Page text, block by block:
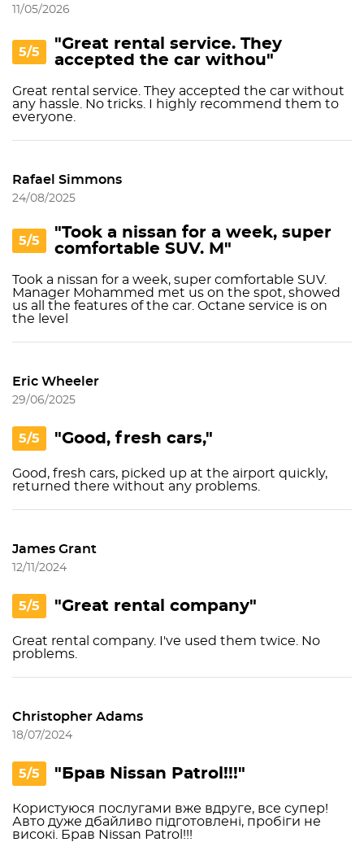
11/05/2026
5/5
"Great rental service. They
accepted the car withou"
Great rental service. They accepted the car without
any hassle. No tricks. I highly recommend them to
everyone.
Rafael Simmons
24/08/2025
5/5
"Took a nissan for a week, super
comfortable SUV. M"
Took a nissan for a week, super comfortable SUV.
Manager Mohammed met us on the spot, showed
us all the features of the car. Octane service is on
the level
Eric Wheeler
29/06/2025
5/5 "Good, fresh cars,"
Good, fresh cars, picked up at the airport quickly,
returned there without any problems.
James Grant
12/11/2024
5/5 "Great rental company"
Great rental company. I've used them twice. No
problems.
Christopher Adams
18/07/2024
5/5 "Брав Nissan Patrol!!!"
Користуюся послугами вже вдруге, все супер!
Авто дуже дбайливо підготовлені, пробіги не
високі. Брав Nissan Patrol!!!